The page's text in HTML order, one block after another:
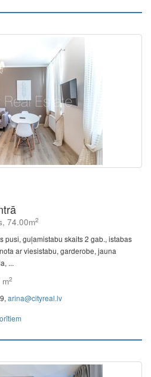
74.00m2
pusi, guļamistabu skaits 2 gab., istabas
ar viesistabu, garderobe, jauna
...
m2
arina@cityreal.lv